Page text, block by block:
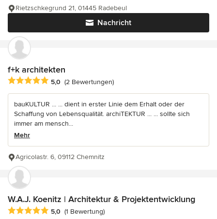
Nachricht
Rietzschkegrund 21, 01445 Radebeul
f+k architekten
Durchschnittliche Bewertung: 5 von 5 Sternen
5,0 (2 Bewertungen)
bauKULTUR ... ... dient in erster Linie dem Erhalt oder der
Schaffung von Lebensqualität. archiTEKTUR ... ... sollte sich
immer am mensch...
Mehr
Agricolastr. 6, 09112 Chemnitz
W.A.J. Koenitz | Architektur & Projektentwicklung
Durchschnittliche Bewertung: 5 von 5 Sternen
5,0 (1 Bewertung)